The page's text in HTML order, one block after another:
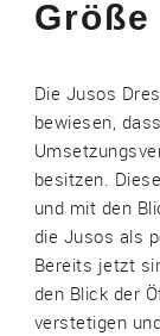
Die Jusos
bewiesen,
besitzen.
und mit den
die Jusos als
Bereits jetzt
den Blick der
verstetigen